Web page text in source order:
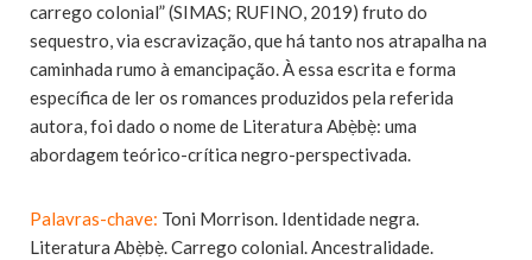
carrego colonial” (SIMAS; RUFINO, 2019) fruto do
sequestro, via escravização, que há tanto nos atrapalha na
caminhada rumo à emancipação. À essa escrita e forma
específica de ler os romances produzidos pela referida
autora, foi dado o nome de Literatura Abẹ̀bẹ̀: uma
abordagem teórico-crítica negro-perspectivada.
Palavras-chave: Toni Morrison. Identidade negra.
Literatura Abẹ̀bẹ̀. Carrego colonial. Ancestralidade.